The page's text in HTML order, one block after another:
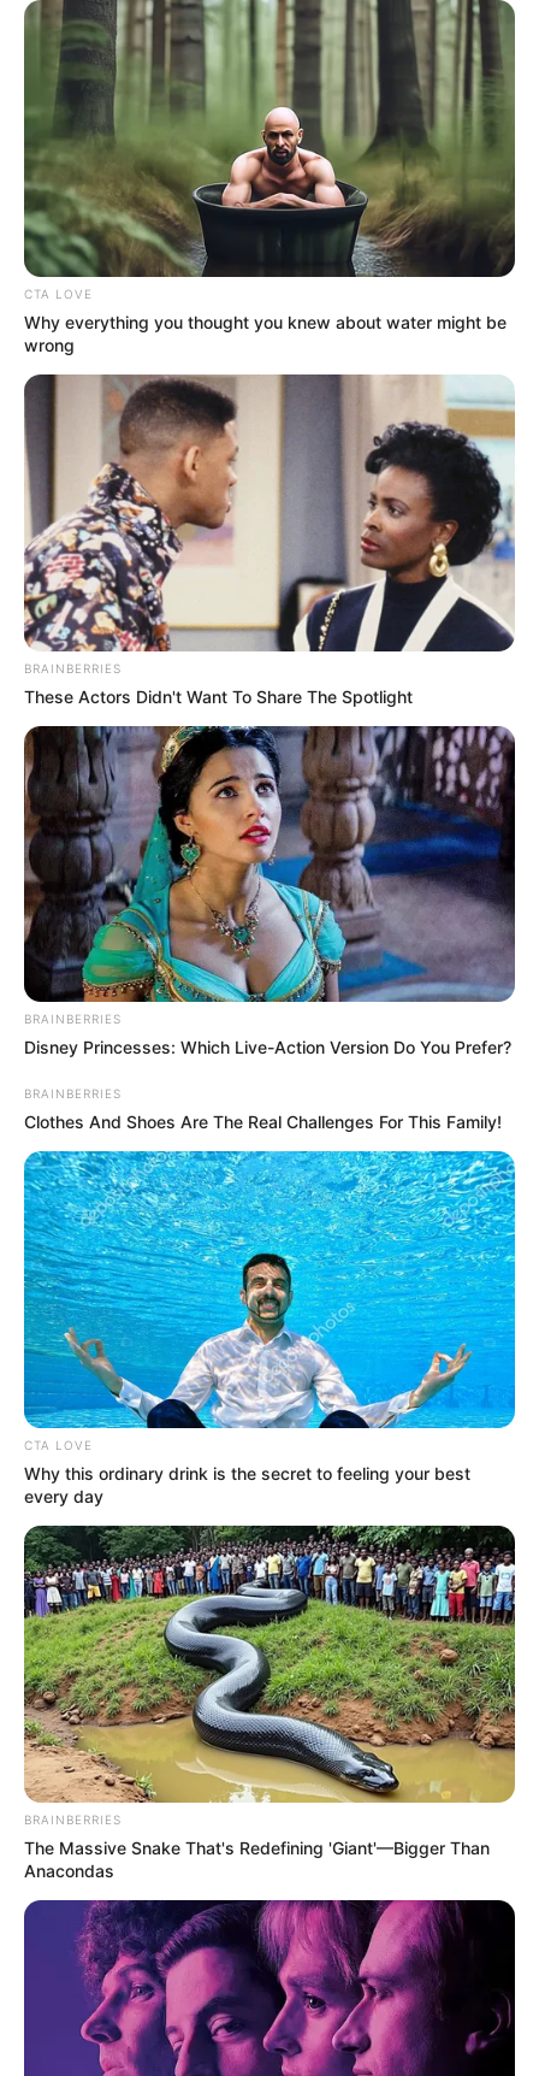
CTA LOVE
Why everything you thought you knew about water might be
wrong
BRAINBERRIES
These Actors Didn't Want To Share The Spotlight
BRAINBERRIES
Disney Princesses: Which Live-Action Version Do You Prefer?
BRAINBERRIES
Clothes And Shoes Are The Real Challenges For This Family!
CTA LOVE
Why this ordinary drink is the secret to feeling your best
every day
BRAINBERRIES
The Massive Snake That's Redefining 'Giant'—Bigger Than
Anacondas